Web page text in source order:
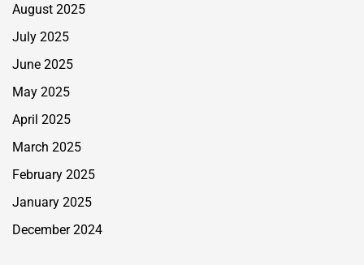
August 2025
July 2025
June 2025
May 2025
April 2025
March 2025
February 2025
January 2025
December 2024